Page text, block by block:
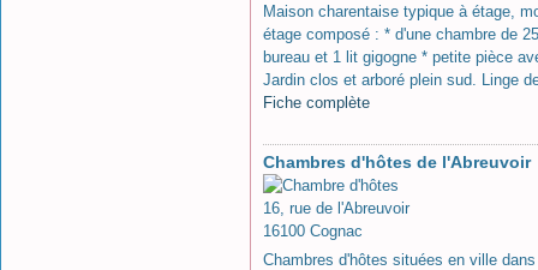
Maison charentaise typique à étage,
étage composé : * d'une chambre de
bureau et 1 lit gigogne * petite pièce
Jardin clos et arboré plein sud. Linge
Fiche complète
Chambres d'hôtes de l'Abreuvoir
16, rue de l'Abreuvoir
16100 Cognac
Chambres d'hôtes situées en ville